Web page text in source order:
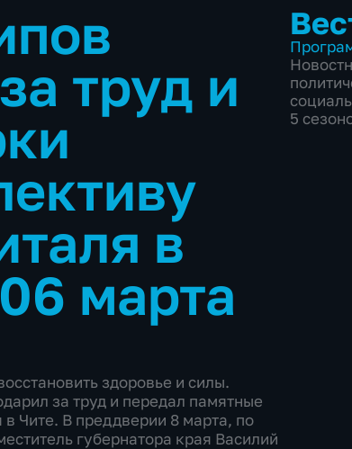
труд и
в
марта
здоровье и силы.
за труд и передал памятные
Чите. В преддверии 8 марта, по
губернатора края Василий
5